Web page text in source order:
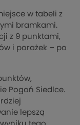
w tabeli z
bramkami.
z 9 punktami,
i porażek – po
Pogoń Siedlce.
lepszą